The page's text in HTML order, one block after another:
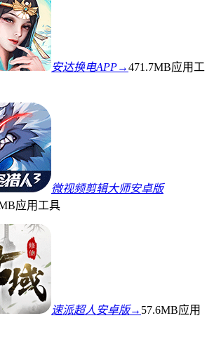
安达换电APP→471.7MB应用工
微视频剪辑大师安卓版
应用工具
速派超人安卓版→ 57.6MB应用